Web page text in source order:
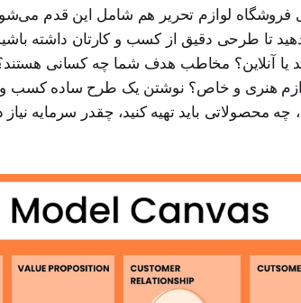
فروشگاه لوازم تحریر هم شامل این قدم
تا طرحی دقیق از کسب و کارتان داشته
یا آنلاین؟ مخاطب هدف شما چه کسانی
هنری و خاص؟ نوشتن یک طرح ساده کسب و
محصولاتی باید تهیه کنید، چقدر سرمایه